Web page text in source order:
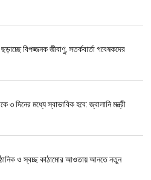
বিপজ্জনক জীবাণু, সতর্কবার্তা গবেষকদের
৩ দিনের মধ্যে স্বাভাবিক হবে: জ্বালানি মন্ত্রী
ও স্বচ্ছ কাঠামোর আওতায় আনতে নতুন